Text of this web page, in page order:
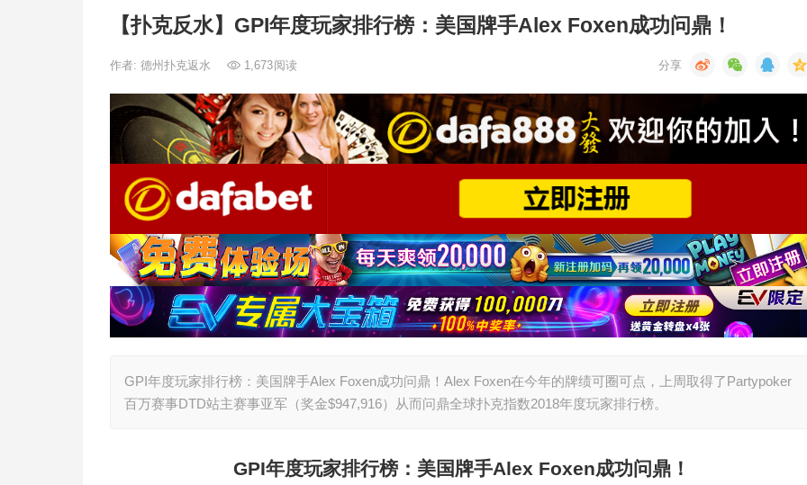
【扑克反水】GPI年度玩家排行榜：美国牌手Alex Foxen成功问鼎！
作者: 德州扑克返水 1,673阅读
GPI年度玩家排行榜：美国牌手Alex Foxen成功问鼎！Alex Foxen在今年的牌绩可圈可点，上周取得了Partypoker
百万赛事DTD站主赛事亚军（奖金$947,916）从而问鼎全球扑克指数2018年度玩家排行榜。
GPI年度玩家排行榜：美国牌手Alex Foxen成功问鼎！